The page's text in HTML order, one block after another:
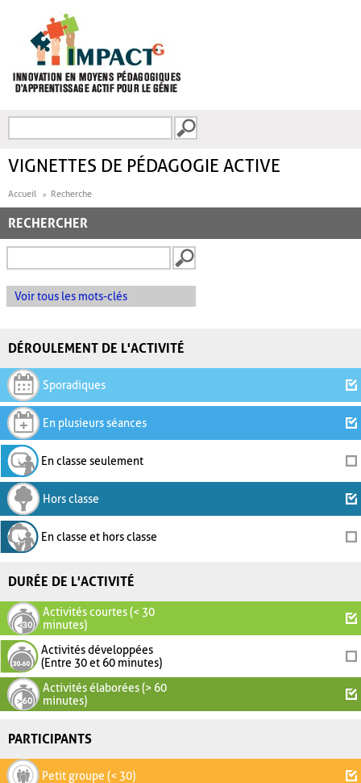
FORMULAIRE DE
VIGNETTES DE PÉDAGOGIE ACTIVE
Accueil Recherche
RECHERCHER
Voir tous les mots-clés
DÉROULEMENT DE L'ACTIVITÉ
Sporadiques
En plusieurs séances
En classe seulement
Hors classe
En classe et hors classe
DURÉE DE L'ACTIVITÉ
Activités courtes (< 30
minutes)
Activités développées
(Entre 30 et 60 minutes)
Activités élaborées (> 60
minutes)
PARTICIPANTS
Petit groupe (< 30)